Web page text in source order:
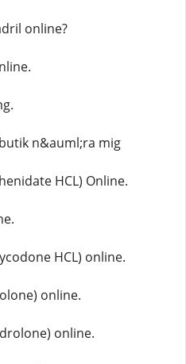
online?
n&auml;ra mig
HCL) Online.
HCL) online.
online.
online.